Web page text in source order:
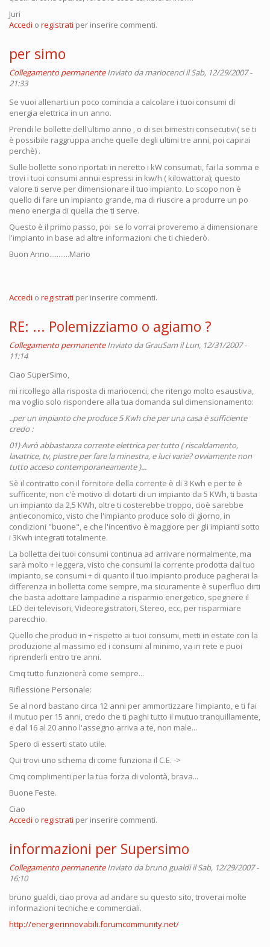
Juri
Accedi o registrati per inserire commenti.
per simo
Collegamento permanente Inviato damariocenciil Sab, 12/29/2007 -
21:33
Se vuoi allenarti un poco comincia a calcolare i tuoi consumi di
energia elettrica in un anno.
Prendi le bollette dell'ultimo anno , o di sei bimestri consecutivi( se ti
è possibile raggruppa anche quelle degli ultimi tre anni, poi capirai
perchè) .
Sulle bollette sono riportati in neretto i kW consumati, fai la somma e
trovi i tuoi consumi annui espressi in kw/h ( kilowattora); questo
valore ti serve per dimensionare il tuo impianto. Lo scopo non è
quello di fare un impianto grande, ma di riuscire a produrre un po
meno energia di quella che ti serve.
Questo è il primo passo, poi se lo vorrai proveremo a dimensionare
l'impianto in base ad altre informazioni che ti chiederò.
Buon Anno...........Mario
Accedi o registrati per inserire commenti.
RE: ... Polemizziamo o agiamo ?
Collegamento permanente Inviato daGrauSamil Lun, 12/31/2007 -
11:14
Ciao SuperSimo,
mi ricollego alla risposta di mariocenci, che ritengo molto esaustiva,
ma voglio solo rispondere alla tua domanda sul dimensionamento:
..per un impianto che produce 5 Kwh che per una casa è sufficiente
credo :
01) Avrò abbastanza corrente elettrica per tutto ( riscaldamento,
lavatrice, tv, piastre per fare la minestra, e luci varie? ovviamente non
tutto acceso contemporaneamente )...
Sè il contratto con il fornitore della corrente è di 3 Kwh e per te è
sufficente, non c'è motivo di dotarti di un impianto da 5 KWh, ti basta
un impianto da 2,5 KWh, oltre ti costerebbe troppo, cioè sarebbe
antieconomico, visto che l'impianto produce solo di giorno, in
condizioni "buone", e che l'incentivo è maggiore per gli impianti sotto
i 3Kwh integrati totalmente.
La bolletta dei tuoi consumi continua ad arrivare normalmente, ma
sarà molto + leggera, visto che consumi la corrente prodotta dal tuo
impianto, se consumi + di quanto il tuo impianto produce pagherai la
differenza in bolletta come sempre, ma sicuramente è superfluo dirti
che basta adottare lampadine a risparmio energetico, spegnere il
LED dei televisori, Videoregistratori, Stereo, ecc, per risparmiare
parecchio.
Quello che produci in + rispetto ai tuoi consumi, metti in estate con la
produzione al massimo ed i consumi al minimo, va in rete e puoi
riprenderli entro tre anni.
Cmq tutto funzionerà come sempre...
Riflessione Personale:
Se al nord bastano circa 12 anni per ammortizzare l'impianto, e ti fai
il mutuo per 15 anni, credo che ti paghi tutto il mutuo tranquillamente,
e dal 16 al 20 anno l'assegno arriva a te, non male...
Spero di esserti stato utile.
Qui trovi uno schema di come funziona il C.E. ->
Cmq complimenti per la tua forza di volontà, brava...
Buone Feste.
Ciao
Accedi o registrati per inserire commenti.
informazioni per Supersimo
Collegamento permanente Inviato dabruno gualdiil Sab, 12/29/2007 -
16:10
bruno gualdi, ciao prova ad andare su questo sito, troverai molte
informazioni tecniche e commerciali.
http://energierinnovabili.forumcommunity.net/